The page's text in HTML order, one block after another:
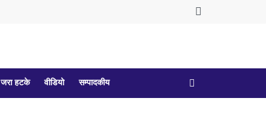
जरा हटके वीडियो सम्पादकीय